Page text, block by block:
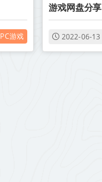
PC游戏
游戏网盘分享
2022-06-13